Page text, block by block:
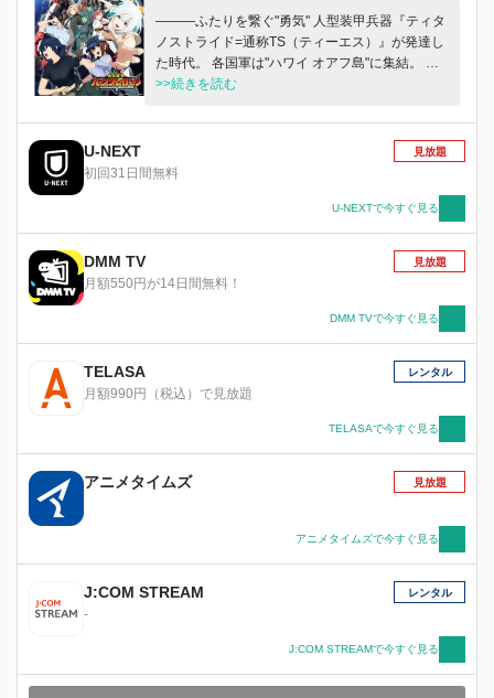
―――ふたりを繋ぐ"勇気" 人型装甲兵器『ティタ
ノストライド=通称TS（ティーエス）』が発達し
た時代。 各国軍は"ハワイ オアフ島"に集結。 陸
上自衛隊所属 イサミ・アオと アメリカ海兵隊所
う。 突如所属不明機による強襲を受け、為す術
もなく散っていく兵士たち。 己の誇りをかけて
戦え。 死と隣り合わせの戦場で生き残る為。 仲
>>続きを読む
U-NEXT
初回31日間無料
見放題
U-NEXTで今すぐ見る
DMM TV
月額550円が14日間無料！
見放題
DMM TVで今すぐ見る
TELASA
月額990円（税込）で見放題
レンタル
TELASAで今すぐ見る
アニメタイムズ 見放題
アニメタイムズで今すぐ見る
J:COM STREAM
-
レンタル
J:COM STREAMで今すぐ見る